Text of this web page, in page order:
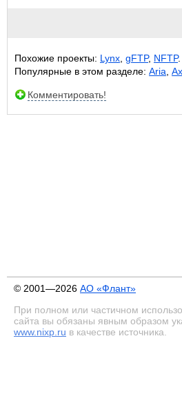
Похожие проекты: Lynx gFTP, NFTP.
Популярные в этом разделе: Aria
Комментировать!
© 2001—2026 АО «Флант»
При полном или частичном
сайта вы обязаны явным образом
www.nixp.ru в качестве источника.